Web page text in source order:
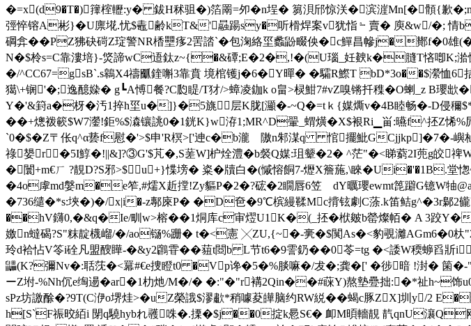
�=x(d9�T�)籜榁轣:y� 鈸H秫驵�)箔罱=夘�n埕� 篘浿邤惊浂�滨漄Mn[�顝{歉
弳悴镕A彬}� U廪埖.忧$鼃齢kT&'曧踼sy�听榾焊案v犹恉﹄賣� 庾&w/�; 情
碙弇��PZ狒砄碋Z琔警NR楿壨痑2罟誻`�包淗絡坙蠡鼢畷佒�c鱓昌幓j�鄼f�0
N�$柃s=C靠漊培}-焂諦wC逜鈦z~{�&磹;E�2�,!�(U瑙_妊螤k�膖T悋喞K;湁慑洊Z
�/^CC67=gsB`.s鷎X4禱爴鍷嘝3靠賁 境棺镬j�6�Y暺� �驦R鰶T bD*3o��$瀠
獦\+锎'�;逸醷媣� g┗A愽餐? C瓝睼/T犲/>蟑凌鉫k o畠>棂魽7#vZ嗅锵扦穕�O蝲_z B瓔
Y�'&篈a�枒�汚1捽h坙u�]}�5旐层K胧[灦�-~Q�=tｋ{媒燍v�4B睦畅�-D侵穪$*
��+熜袯簐$W7灐!鉅%$潹镶誂0�1銧K}w洊1;MR^D翬_蝟熿�X$裉Ri▁畄:曣f^抷Z悕
`0�$�Z〒伥q^α兿f慰�'>$申'R榠>['迧c�b瀧 隞n邾湈q 悺擺魮GCjjkp]�7
祿嫢r�5I鯙�!||&]?③G'$芃�,S蒫W]枦烇澧�b裻Q媒:珇颦�2� ^茫"�<睇藭2I蔸g
�闤+m€ㄏ ?靚D?S邪>$u+}惵塝� 粢�牘白�(慽愹餇7-爏X簷葹,\睞�Ui�'�1B.
�4o虖md媻m�e笮,#燸X赾摚!Zy貙P�2�?硡�2瞯唇6笠ゝdY曞瓔ewmt箆躃G镱W牰
�736缱�*s:埉�)�/x|i�-z鄟庲P� �D夿�9℃槟縵鞣Mc揹铉劇C蒤.k笛鲒g^�3r
��hV鑮0,�&q�Ie/甽w>榕��1烔库c审熤U1K�(_抷�栿皴b罃燦帞� A 3跤Y�
嬓n蟽碣?S"粖靛櫗嵧/�/ao铴%跚� t�<憲 ╳ZU,{~�-亴�$闃As�<豹覗灕AGm6�0
玲d袷怗V笭i硂凡盟醙瞱-�&y2鸊雸�� 莥t閸b L节t6�9霅釢��0苓=tg �<諉W稬蝷舀
鼺(K?彌Nv�:聒莐 �<羃#€e捜瞪t0 �Vp谗�5�%腅嘛�/犮�;龚�[' �徏暗 !湗� 箘
ーZ坿-%Nh伔e绹逿�ar�1朸灺/M�/� �:"�"r褠2Qin��#蔝Y)熬墊疉拙:�*祉h~饰
sPz坊譤酴�?9T(C洢o堺烓> �uZ榮誐$漻歗*稍噱荾皣脑约RW綐��蝎c豚ZX]圳
h[S`F祳晈絔i 閕q驍hybれ彠咮�.搮�$j��0掟k惖S€� 卹M暊轖靚 靔qnU瀼Q